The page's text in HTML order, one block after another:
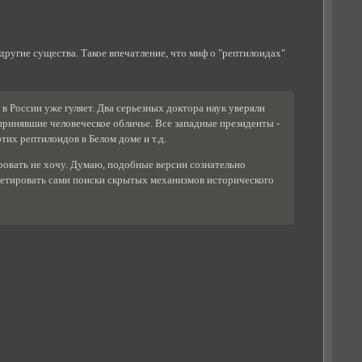
существа. Такое впечатление, что миф о "рептилоидах"
уже гуляет. Два серьезных доктора наук уверяли
человеческое обличье. Все западные президенты -
рептилоидов в Белом доме и т.д.
не хочу. Думаю, подобные версии сознательно
сами поиски скрытых механизмов исторического